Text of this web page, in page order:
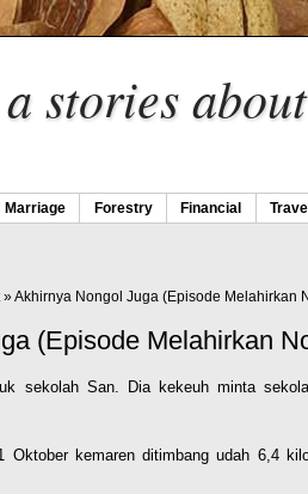
stories
Marriage Forestry Financial
» Akhirnya Nongol Juga (Episode Melahirkan
(Episode Melahirkan
sekolah San. Dia kekeuh minta
Oktober kemaren ditimbang udah 6,4